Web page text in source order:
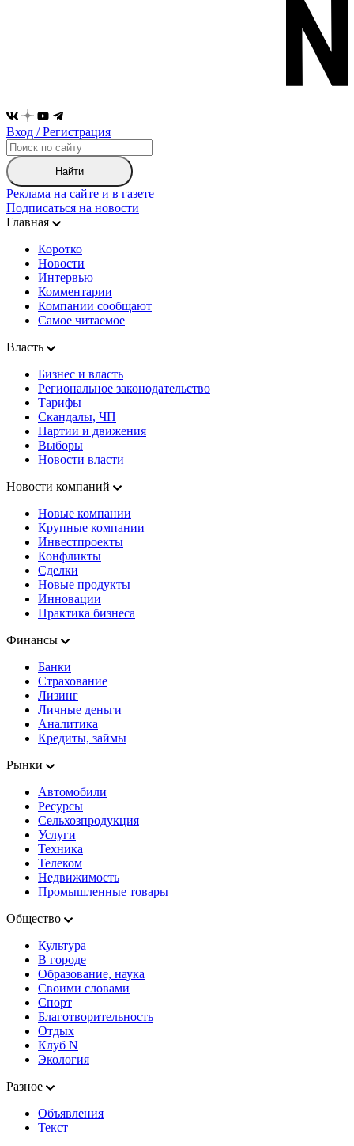
Вход / Регистрация
Найти
Реклама на сайте и в газете
Подписаться на новости
Главная
Коротко
Новости
Интервью
Комментарии
Компании сообщают
Самое читаемое
Власть
Бизнес и власть
Региональное законодательство
Тарифы
Скандалы, ЧП
Партии и движения
Выборы
Новости власти
Новости компаний
Новые компании
Крупные компании
Инвестпроекты
Конфликты
Сделки
Новые продукты
Инновации
Практика бизнеса
Финансы
Банки
Страхование
Лизинг
Личные деньги
Аналитика
Кредиты, займы
Рынки
Автомобили
Ресурсы
Сельхозпродукция
Услуги
Техника
Телеком
Недвижимость
Промышленные товары
Общество
Культура
В городе
Образование, наука
Своими словами
Спорт
Благотворительность
Отдых
Клуб N
Экология
Разное
Объявления
Текст